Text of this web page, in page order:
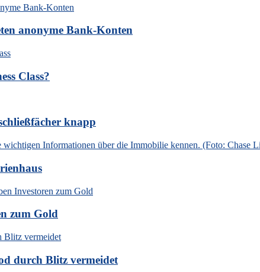
anonyme Bank-Konten
Class?
knapp
zum Gold
durch Blitz vermeidet